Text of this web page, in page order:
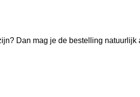
Dan mag je de bestelling